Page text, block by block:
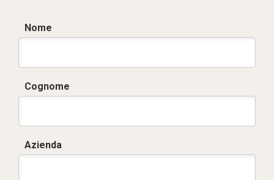
Nome
Cognome
Azienda